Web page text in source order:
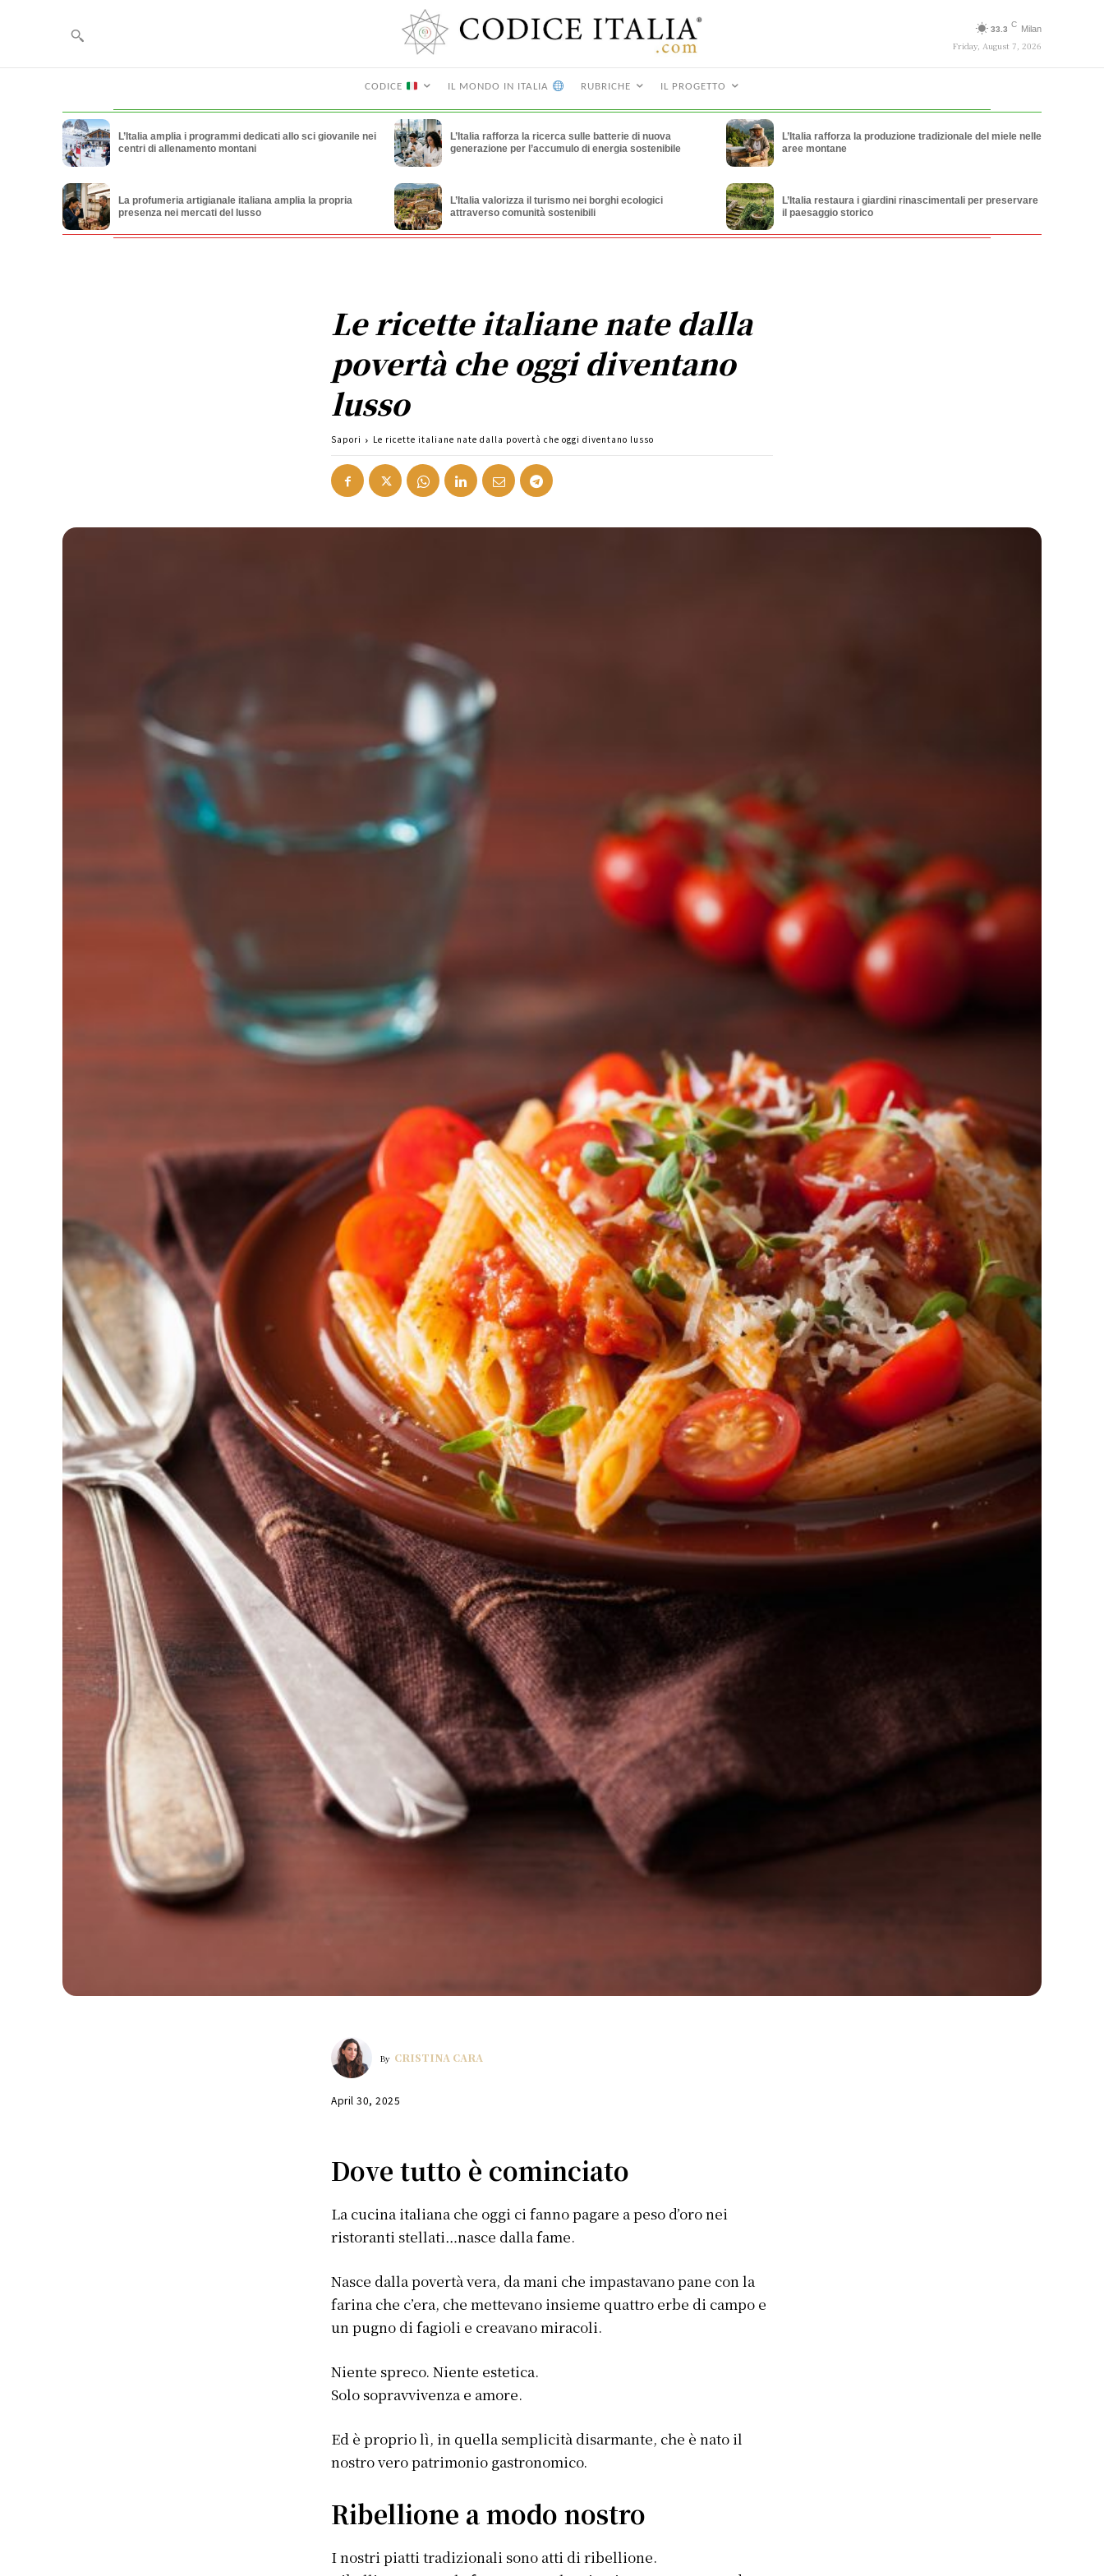
33.3
C Milan
Friday, August 7, 2026
CODICE IL MONDO IN ITALIA RUBRICHE IL PROGETTO
L’Italia amplia i programmi dedicati allo sci giovanile nei
centri di allenamento montani
L’Italia rafforza la ricerca sulle batterie di nuova
generazione per l’accumulo di energia sostenibile
L’Italia rafforza la produzione tradizionale del miele nelle
aree montane
La profumeria artigianale italiana amplia la propria
presenza nei mercati del lusso
L’Italia valorizza il turismo nei borghi ecologici
attraverso comunità sostenibili
L’Italia restaura i giardini rinascimentali per preservare
il paesaggio storico
Le ricette italiane nate dalla
povertà che oggi diventano
lusso
Sapori Le ricette italiane nate dalla povertà che oggi diventano lusso
By CRISTINA CARA
April 30, 2025
Dove tutto è cominciato
La cucina italiana che oggi ci fanno pagare a peso d’oro nei
ristoranti stellati…nasce dalla fame.
Nasce dalla povertà vera, da mani che impastavano pane con la
farina che c’era, che mettevano insieme quattro erbe di campo e
un pugno di fagioli e creavano miracoli.
Niente spreco. Niente estetica.
Solo sopravvivenza e amore.
Ed è proprio lì, in quella semplicità disarmante, che è nato il
nostro vero patrimonio gastronomico.
Ribellione a modo nostro
I nostri piatti tradizionali sono atti di ribellione.